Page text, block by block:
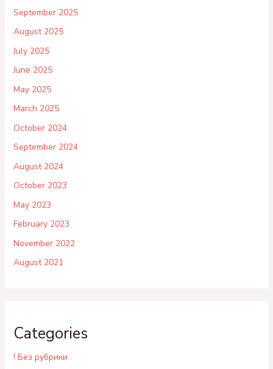
September 2025
August 2025
July 2025
June 2025
May 2025
March 2025
October 2024
September 2024
August 2024
October 2023
May 2023
February 2023
November 2022
August 2021
Categories
! Без рубрики